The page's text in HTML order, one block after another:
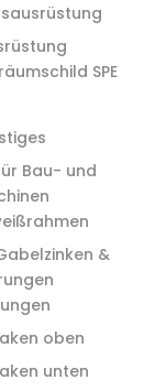
SPE
Bau- und
&
oben
unten